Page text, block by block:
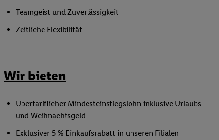
Teamgeist und Zuverlässigkeit
Zeitliche Flexibilität
Wir bieten
Übertariflicher Mindesteinstiegslohn inklusive Urlaubs-
und Weihnachtsgeld
Exklusiver 5 % Einkaufsrabatt in unseren Filialen